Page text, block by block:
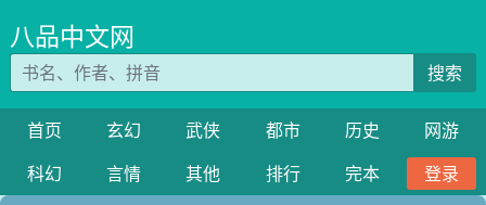
八品中文网
搜索
首页 玄幻 武侠 都市 历史
网游
科幻
言情 其他 排行 完本
登录